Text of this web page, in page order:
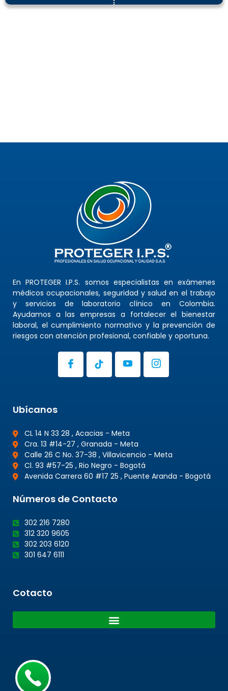
En PROTEGER I.P.S. somos especialistas en exámenes
médicos ocupacionales, seguridad y salud en el trabajo
y servicios de laboratorio clínico en Colombia.
Ayudamos a las empresas a fortalecer el bienestar
laboral, el cumplimiento normativo y la prevención de
riesgos con atención profesional, confiable y oportuna.
Ubícanos
CL 14 N 33 28 , Acacias - Meta
Cra. 13 #14-27 , Granada - Meta
Calle 26 C No. 37-38 , Villavicencio - Meta
Cl. 93 #57-25 , Rio Negro - Bogotá
Avenida Carrera 60 #17 25 , Puente Aranda - Bogotá
Números de Contacto
302 216 7280
312 320 9605
302 203 6120
301 647 6111
Cotacto